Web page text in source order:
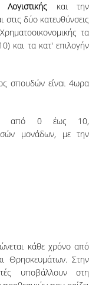
ΠΑΡΑΠΟΝΩΝ
Λογιστικής και την
στις δύο κατευθύνσεις
τα
και τα κατ' επιλογήν
σπουδών είναι 4ωρα
από 0 έως 10,
μονάδων, με την
κάθε χρόνο από
Θρησκευμάτων. Στην
υποβάλλουν στη